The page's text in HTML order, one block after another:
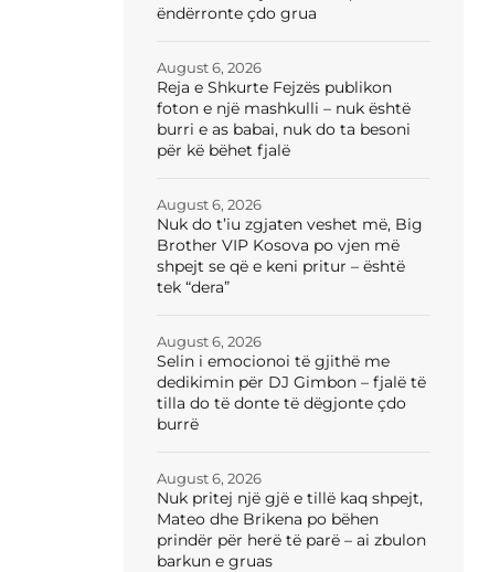
ëndërronte çdo grua
Reja e Shkurte Fejzës publikon
foton e një mashkulli – nuk është
burri e as babai, nuk do ta besoni
për kë bëhet fjalë
August 6, 2026
Nuk do t’iu zgjaten veshet më, Big
Brother VIP Kosova po vjen më
shpejt se që e keni pritur – është
tek “dera”
August 6, 2026
Selin i emocionoi të gjithë me
dedikimin për DJ Gimbon – fjalë të
tilla do të donte të dëgjonte çdo
burrë
August 6, 2026
Nuk pritej një gjë e tillë kaq shpejt,
Mateo dhe Brikena po bëhen
prindër për herë të parë – ai zbulon
barkun e gruas
August 6, 2026